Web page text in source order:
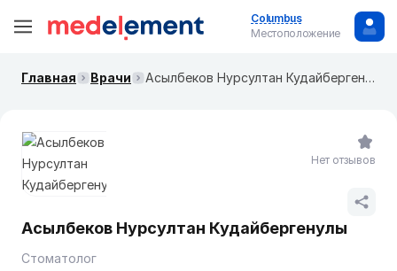
Columbus
Местоположение
Главная Врачи Асылбеков Нурсултан Кудайбергенулы
Асылбеков Нурсултан Кудайбергенулы
Стоматолог
Нет отзывов